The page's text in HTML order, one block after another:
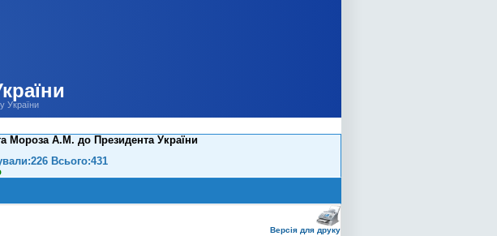
України
Мороза А.М. до Президента України
Всього:431
Версія для друку